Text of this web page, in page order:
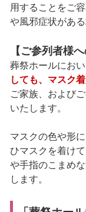
用することをご
や風邪症状があ
【ご参列者様
葬祭ホールにおい
しても、マスク
ご家族、および
いたします。
マスクの色や形
ひマスクを着け
や手指のこまめ
します。